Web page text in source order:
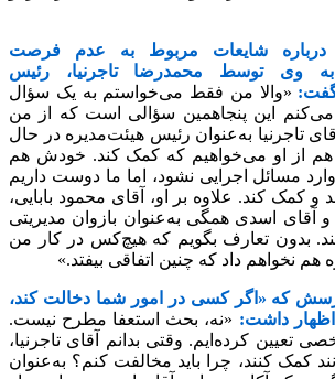
درباره شایعات مربوط به عدم فرصت
وی توسط محمدرضا تاجرنیا، رئیس
گفت: «والا من فقط می‌خواستم به یک سؤال
می‌کنم این پنجاهمین سؤالی است که از من
تاجرنیا به‌عنوان رئیس هیئت‌مدیره در حال
از او می‌خواهیم که کمک کند. خودش هم
مسائل اجرایی نشود، اما ما دوست داریم
و کمک کند. علاوه بر او، آقای محمود بابایی،
آقای اسدی همگی به‌عنوان بازوان مدیریتی
بدون تعارف بگویم که هیچ‌کس در کار من
هم نخواهم داد که چنین اتفاقی بیفتد.»
که «اگر کسی در امور شما دخالت کند،
اظهار داشت: «نه، بحث استعفا مطرح نیست.
کرده‌ایم. وقتی بدانم آقای تاجرنیا،
کمک کنند، چرا باید مخالفت کنم؟ به‌عنوان